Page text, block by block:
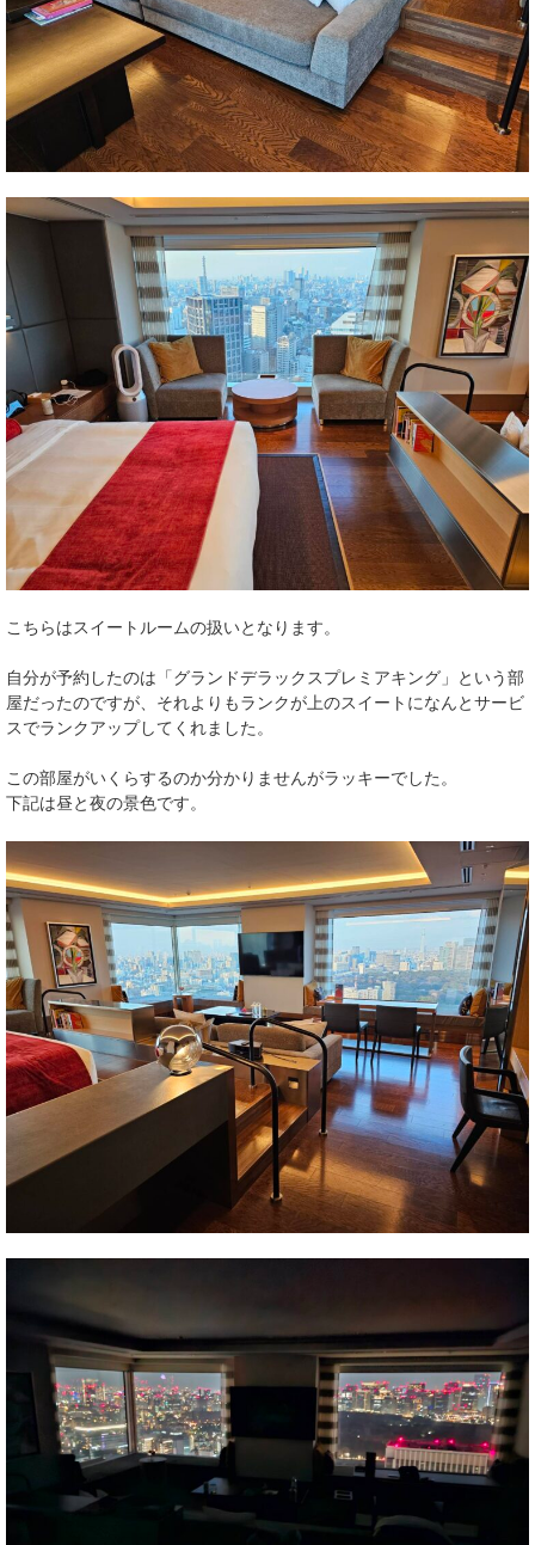
こちらはスイートルームの扱いとなります。
自分が予約したのは「グランドデラックスプレミアキング」という部
屋だったのですが、それよりもランクが上のスイートになんとサービ
スでランクアップしてくれました。
この部屋がいくらするのか分かりませんがラッキーでした。
下記は昼と夜の景色です。